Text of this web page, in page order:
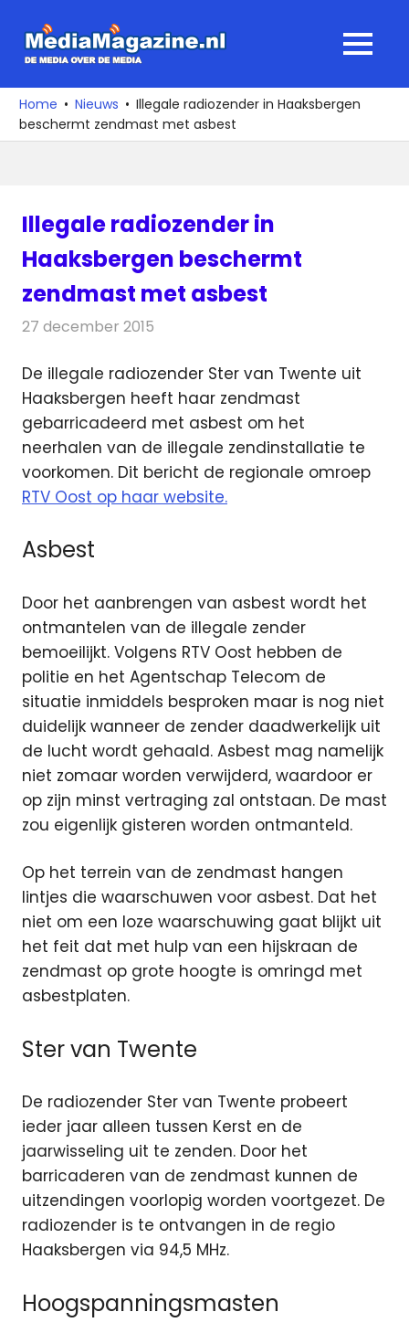
naar
media
over
de
MENU
Home Nieuws
Illegale radiozender in Haaksbergen
beschermt zendmast met asbest
Illegale radiozender in
Haaksbergen beschermt
zendmast met asbest
27 december 2015
De illegale radiozender Ster van Twente uit
Haaksbergen heeft haar zendmast
gebarricadeerd met asbest om het
neerhalen van de illegale zendinstallatie te
voorkomen. Dit bericht de regionale omroep
RTV Oost op haar website.
Asbest
Door het aanbrengen van asbest wordt het
ontmantelen van de illegale zender
bemoeilijkt. Volgens RTV Oost hebben de
politie en het Agentschap Telecom de
situatie inmiddels besproken maar is nog niet
duidelijk wanneer de zender daadwerkelijk uit
de lucht wordt gehaald. Asbest mag namelijk
niet zomaar worden verwijderd, waardoor er
op zijn minst vertraging zal ontstaan. De mast
zou eigenlijk gisteren worden ontmanteld.
Op het terrein van de zendmast hangen
lintjes die waarschuwen voor asbest. Dat het
niet om een loze waarschuwing gaat blijkt uit
het feit dat met hulp van een hijskraan de
zendmast op grote hoogte is omringd met
asbestplaten.
Ster van Twente
De radiozender Ster van Twente probeert
ieder jaar alleen tussen Kerst en de
jaarwisseling uit te zenden. Door het
barricaderen van de zendmast kunnen de
uitzendingen voorlopig worden voortgezet. De
radiozender is te ontvangen in de regio
Haaksbergen via 94,5 MHz.
Hoogspanningsmasten